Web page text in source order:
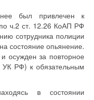
был привлечен к
по ч.2 ст. 12.26 КоАП РФ
сотрудника полиции
состояние опьянение.
осужден за повторное
УК РФ) к обязательным
в состоянии